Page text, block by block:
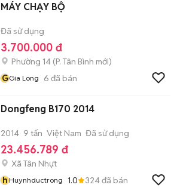
MÁY CHẠY BỘ
Đã sử dụng
3.700.000 đ
Phường 14 (P. Tân Bình mới)
GGia Long 6 đã bán
Dongfeng B170 2014
2014 9 tấn Việt Nam Đã sử dụng
23.456.789 đ
Xã Tân Nhựt
hHuynhductrong 1.0 324đã bán